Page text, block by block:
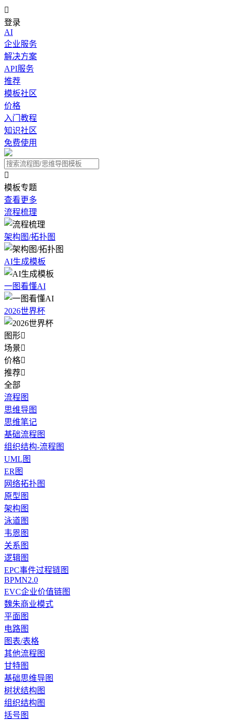

登录
AI
企业服务
解决方案
API服务
推荐
模板社区
价格
入门教程
知识社区
免费使用

模板专题
查看更多
流程梳理
架构图/拓扑图
AI生成模板
一图看懂AI
2026世界杯
图形
场景
价格
推荐
全部
流程图
思维导图
思维笔记
基础流程图
组织结构-流程图
UML图
ER图
网络拓扑图
原型图
架构图
泳道图
韦恩图
关系图
逻辑图
EPC事件过程链图
BPMN2.0
EVC企业价值链图
魏朱商业模式
平面图
电路图
图表/表格
其他流程图
甘特图
基础思维导图
树状结构图
组织结构图
括号图